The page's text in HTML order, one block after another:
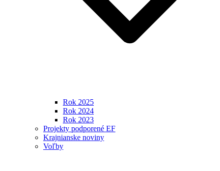
Rok 2025
Rok 2024
Rok 2023
Projekty podporené EF
Krajnianske noviny
Voľby